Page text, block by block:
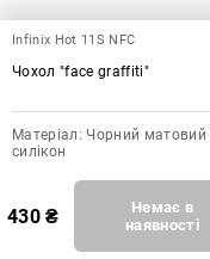
Infinix Hot 11S NFC
Чохол "face graffiti"
Матеріал: Чорний матовий
силікон
430₴
Немає в
наявності